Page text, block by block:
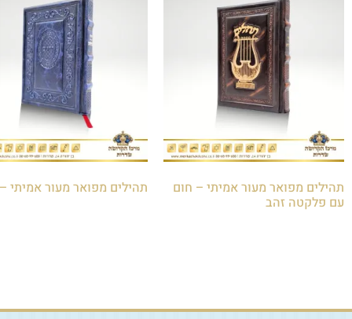
תהילים מפואר מעור אמיתי – חום
עם פלקטה זהב
תהילים מפואר מעור אמיתי